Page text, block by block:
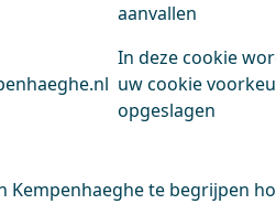
aanvallen
In deze cookie
uw cookie
opgeslagen
Kempenhaeghe te begrijpen